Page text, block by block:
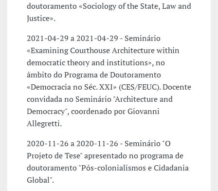
doutoramento «Sociology of the State, Law and
Justice».
2021-04-29 a 2021-04-29 - Seminário
«Examining Courthouse Architecture within
democratic theory and institutions», no
âmbito do Programa de Doutoramento
«Democracia no Séc. XXI» (CES/FEUC). Docente
convidada no Seminário "Architecture and
Democracy", coordenado por Giovanni
Allegretti.
2020-11-26 a 2020-11-26 - Seminário "O
Projeto de Tese" apresentado no programa de
doutoramento "Pós-colonialismos e Cidadania
Global".